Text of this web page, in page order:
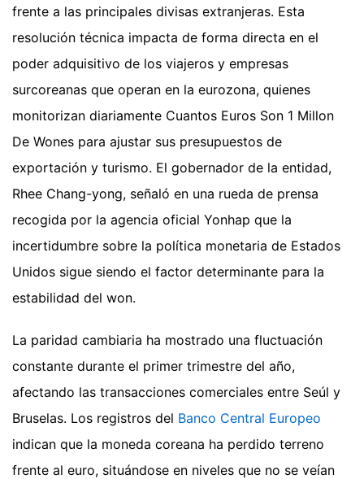
frente a las principales divisas extranjeras. Esta
resolución técnica impacta de forma directa en el
poder adquisitivo de los viajeros y empresas
surcoreanas que operan en la eurozona, quienes
monitorizan diariamente Cuantos Euros Son 1 Millon
De Wones para ajustar sus presupuestos de
exportación y turismo. El gobernador de la entidad,
Rhee Chang-yong, señaló en una rueda de prensa
recogida por la agencia oficial Yonhap que la
incertidumbre sobre la política monetaria de Estados
Unidos sigue siendo el factor determinante para la
estabilidad del won.
La paridad cambiaria ha mostrado una fluctuación
constante durante el primer trimestre del año,
afectando las transacciones comerciales entre Seúl y
Bruselas. Los registros del Banco Central Europeo
indican que la moneda coreana ha perdido terreno
frente al euro, situándose en niveles que no se veían